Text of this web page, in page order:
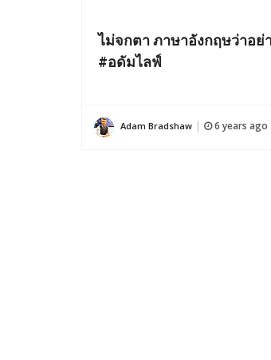
ไม่จกตา ภาษาอังกฤษว่าอย่า
#อดัมไลฟ์
Adam Bradshaw 6 years ago